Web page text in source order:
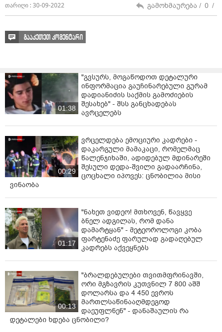
თარიღი : 30-09-2022 გამოხმაურება / 0 /
გააკეთეთ კომენტარი
01:38
"გვსურს, მოგაწოდოთ დეტალური
ინფორმაცია გაუჩინარებული გურამ
დადიანიძის საქმის გამოძიების
შესახებ" - შსს განცხადებას
ავრცელებს
00:29
ვრცელდება ემოციური კადრები -
დაკარგული მამაკაცი, რომელმაც
წალენჯიხაში, ადიდებულ მდინარეში
შესული დედა-შვილი გადაარჩინა,
ცოცხალი იპოვეს: ცნობილია მისი
ვინაობა
01:17
"ნახეთ ვიდეო! მთხოვენ, წავყვე
ბნელ ადგილას, რომ დანა
დამარტყან" - მეტეოროლოგი კობა
ფარტენაძე ფარულად გადაღებულ
კადრებს აქვეყნებს
00:13
"ბრალდებულები თვითმფრინავში,
ორი მგზავრის კუთვნილ 7 800 აშშ
დოლარსა და 4 450 ევროს
მართლსაწინააღმდეგოდ
დაეუფლნენ" - დანაშაულის რა
დეტალები ხდება ცნობილი?